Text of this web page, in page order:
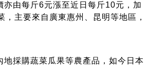
由每斤6元漲至近日每斤10元，加
主要來自廣東惠州、昆明等地區，
採購蔬菜瓜果等農產品，如今日本